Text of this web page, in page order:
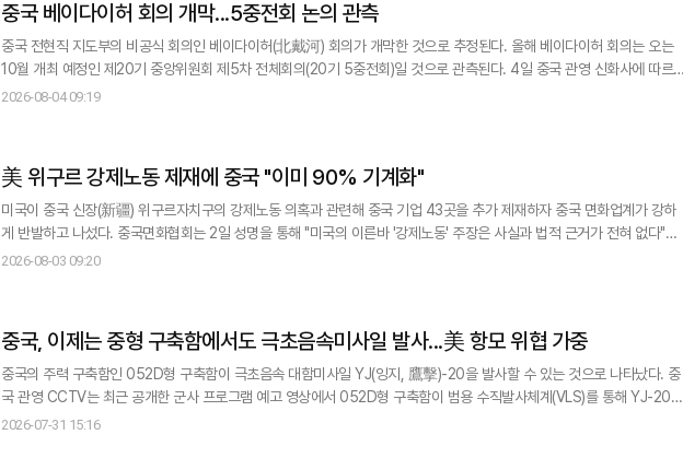
중국 베이다이허 회의 개막...5중전회 논의 관측
중국 전현직 지도부의 비공식 회의인 베이다이허(北戴河) 회의가 개막한 것으로 추정된다. 올해 베이다이허 회의는 오는
10월 개최 예정인 제20기 중앙위원회 제5차 전체회의(20기 5중전회)일 것으로 관측된다. 4일 중국 관영 신화사에 따르
면, 중국공산당 서열 5위인 차이치(蔡奇) 중앙정치국 상무위원 겸 중앙서기처 서기는 3일 허베이(河北)성 친황다오(秦皇
2026-08-04 09:19
美 위구르 강제노동 제재에 중국 "이미 90% 기계화"
미국이 중국 신장(新疆) 위구르자치구의 강제노동 의혹과 관련해 중국 기업 43곳을 추가 제재하자 중국 면화업계가 강하
게 반발하고 나섰다. 중국면화협회는 2일 성명을 통해 "미국의 이른바 '강제노동' 주장은 사실과 법적 근거가 전혀 없다"며
반발했다고 중국신문사가 3일 전했다. 협회는 "현재 신장산 면화의 기계 수확 비중은 90%를 넘어섰고, 재배·수확·가공·방
2026-08-03 09:20
중국, 이제는 중형 구축함에서도 극초음속미사일 발사...美 항모 위협 가중
중국의 주력 구축함인 052D형 구축함이 극초음속 대함미사일 YJ(잉지, 鷹擊)-20을 발사할 수 있는 것으로 나타났다. 중
국 관영 CCTV는 최근 공개한 군사 프로그램 예고 영상에서 052D형 구축함이 범용 수직발사체계(VLS)를 통해 YJ-20을
발사하는 모습을 공개했다. 화면에서 YJ-20이 VLS를 벗어난 후 공중에서 엔진이 점화되면서 발사됐다. YJ-20은 지난해
2026-07-31 15:16